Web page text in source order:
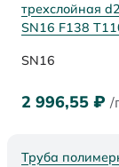
трехслойная
SN16 F138
SN16
2 996,55 ₽ /
Труба